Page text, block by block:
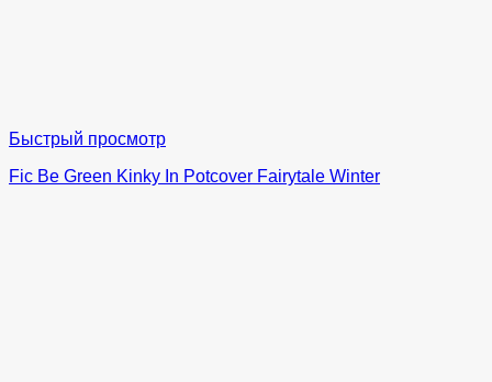
Быстрый просмотр
Fic Be Green Kinky In Potcover Fairytale Winter